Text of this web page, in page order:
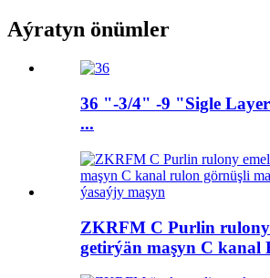
Aýratyn önümler
36 "-3/4" -9 "Sigle
...
ZKRFM C Purlin rulony
getirýän maşyn C kanal